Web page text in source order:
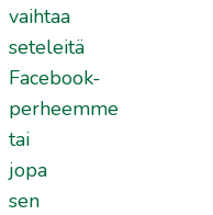
vaihtaa
seteleitä
Facebook-
perheemme
tai
jopa
sen